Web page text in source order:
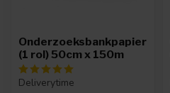
Onderzoeksbankpapier
(1 rol) 50cm x 150m
Deliverytime